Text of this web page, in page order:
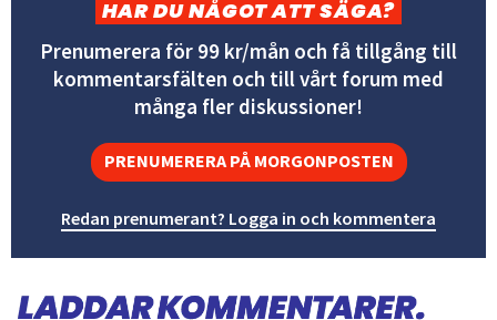
HAR DU NÅGOT ATT SÄGA?
Prenumerera för 99 kr/mån och få tillgång till
kommentarsfälten och till vårt forum med
många fler diskussioner!
PRENUMERERA PÅ MORGONPOSTEN
Redan prenumerant? Logga in och kommentera